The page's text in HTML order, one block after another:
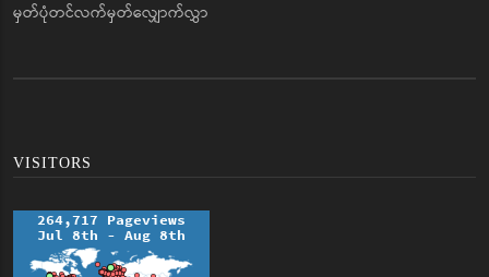
မှတ်ပုံတင်လက်မှတ်လျှောက်လွှာ
VISITORS